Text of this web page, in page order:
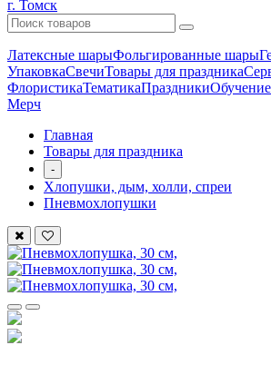
Латексные шарыФольгированные шары
УпаковкаСвечиТовары для праздника
ФлористикаТематикаПраздникиОбучение
Мерч
Главная
Товары для праздника
-
Хлопушки, дым, холли, спреи
Пневмохлопушки